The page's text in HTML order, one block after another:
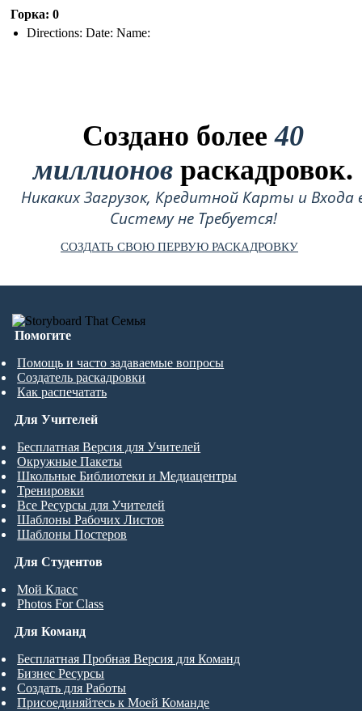
Горка: 0
Directions: Date: Name:
Создано более40
миллионов раскадровок.
Никаких Загрузок, Кредитной Карты и Входа
Систему не Требуется!
СОЗДАТЬ СВОЮ ПЕРВУЮ РАСКАДРОВКУ
Помогите
Помощь и часто задаваемые вопросы
Создатель раскадровки
Как распечатать
Для Студентов
Мой Класс
Photos For Class
Для Учителей
Бесплатная Версия для Учителей
Окружные Пакеты
Школьные Библиотеки и Медиацентры
Тренировки
Все Ресурсы для Учителей
Шаблоны Рабочих Листов
Шаблоны Постеров
Для Команд
Бесплатная Пробная Версия для Команд
Бизнес Ресурсы
Создать для Работы
Присоединяйтесь к Моей Команде